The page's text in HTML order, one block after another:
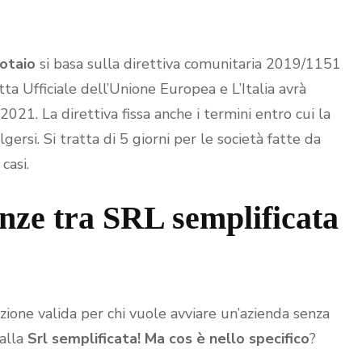
si basa sulla direttiva comunitaria 2019/1151
Ufficiale dell’Unione Europea e L’Italia avrà
La direttiva fissa anche i termini entro cui la
Si tratta di 5 giorni per le società fatte da
tra SRL semplificata
valida per chi vuole avviare un’azienda senza
Srl semplificata! Ma cos è nello specifico?